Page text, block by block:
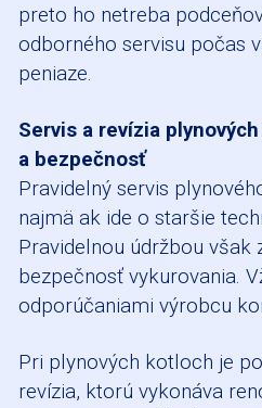
preto ho netreba
odborného servisu počas
peniaze.
Servis a revízia
a bezpečnosť
Pravidelný servis
najmä ak ide o staršie
Pravidelnou údržbou však
bezpečnosť vykurovania.
odporúčaniami výrobcu
Pri plynových kotloch je
revízia, ktorú vykonáva